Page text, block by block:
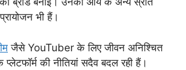
भी हैं।
जैसे YouTuber के लिए जीवन अनिश्चित
प्लेटफॉर्म की नीतियां सदैव बदल रही हैं।